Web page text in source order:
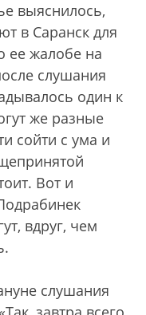
выяснилось,
в Саранск для
ее жалобе на
слушания
один к
же разные
сойти с ума и
Вот и
вдруг, чем
слушания